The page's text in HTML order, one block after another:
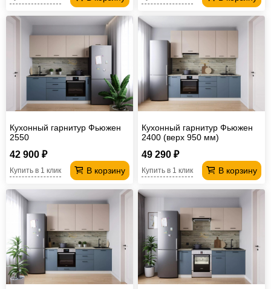
Кухонный гарнитур Фьюжен
2550
42 900 ₽
В корзину
Купить в 1 клик
Кухонный гарнитур Фьюжен
2400 (верх 950 мм)
49 290 ₽
В корзину
Купить в 1 клик